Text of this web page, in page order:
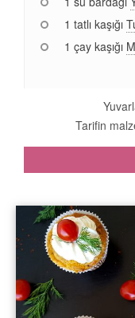
1 tatlı kaşığı
1 çay kaşığı
Tarifin